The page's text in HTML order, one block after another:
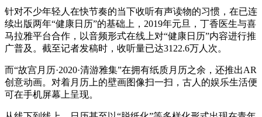
针对不少年轻人在快节奏的当下收听有声读物的习惯，在已连
续出版两年“健康日历”的基础上，2019年元旦，丁香医生与喜
马拉雅平台合作，以音频形式在线上对“健康日历”内容进行推
广普及。截至记者发稿时，收听量已达3122.6万人次。
而“故宫月历·2020·清游雅集”在拥有纸质月历之余，还推出AR
创意动画。对着月历上的壁画图像扫一扫，古人的娱乐生活便
可在手机屏幕上呈现。